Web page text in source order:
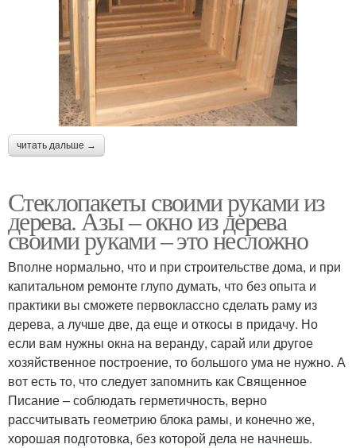
читать дальше →
Стеклопакеты своими руками из
дерева. Азы – окно из дерева
своими руками – это несложно
Вполне нормально, что и при строительстве дома, и при
капитальном ремонте глупо думать, что без опыта и
практики вы сможете первоклассно сделать раму из
дерева, а лучше две, да еще и откосы в придачу. Но
если вам нужны окна на веранду, сарай или другое
хозяйственное построение, то большого ума не нужно. А
вот есть то, что следует запомнить как Священное
Писание – соблюдать герметичность, верно
рассчитывать геометрию блока рамы, и конечно же,
хорошая подготовка, без которой дела не начнешь.